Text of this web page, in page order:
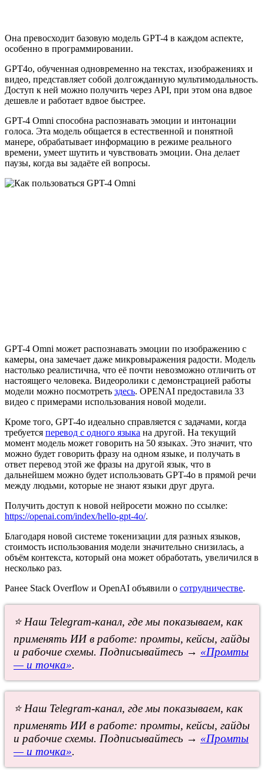
Она превосходит базовую модель GPT-4 в каждом аспекте,
особенно в программировании.
GPT4o, обученная одновременно на текстах, изображениях и
видео, представляет собой долгожданную мультимодальность.
Доступ к ней можно получить через API, при этом она вдвое
дешевле и работает вдвое быстрее.
GPT-4 Omni способна распознавать эмоции и интонации
голоса. Эта модель общается в естественной и понятной
манере, обрабатывает информацию в режиме реального
времени, умеет шутить и чувствовать эмоции. Она делает
паузы, когда вы задаёте ей вопросы.
GPT-4 Omni может распознавать эмоции по изображению с
камеры, она замечает даже микровыражения радости. Модель
настолько реалистична, что её почти невозможно отличить от
настоящего человека. Видеоролики с демонстрацией работы
модели можно посмотреть здесь. OPENAI предоставила 33
видео с примерами использования новой модели.
Кроме того, GPT-4o идеально справляется с задачами, когда
требуется перевод с одного языка на другой. На текущий
момент модель может говорить на 50 языках. Это значит, что
можно будет говорить фразу на одном языке, и получать в
ответ перевод этой же фразы на другой язык, что в
дальнейшем можно будет использовать GPT-4o в прямой речи
между людьми, которые не знают языки друг друга.
Получить доступ к новой нейросети можно по ссылке:
https://openai.com/index/hello-gpt-4o/.
Благодаря новой системе токенизации для разных языков,
стоимость использования модели значительно снизилась, а
объём контекста, который она может обработать, увеличился в
несколько раз.
Ранее Stack Overflow и OpenAI объявили о сотрудничестве.
⭐ Наш Telegram-канал, где мы показываем, как
применять ИИ в работе: промты, кейсы, гайды
и рабочие схемы. Подписывайтесь → «Промты
— и точка».
⭐ Наш Telegram-канал, где мы показываем, как
применять ИИ в работе: промты, кейсы, гайды
и рабочие схемы. Подписывайтесь → «Промты
— и точка».